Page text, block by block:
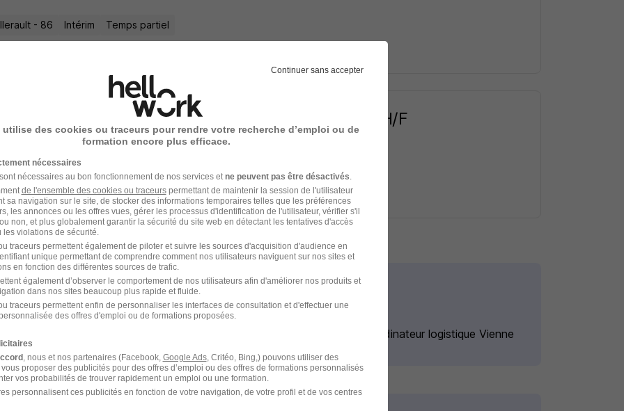
- 86 Intérim Temps partiel
- Coordinateur Logistique - Supply-Chain H/F
professional
- 86 Intérim
n’est plus disponible depuis le 08/07/26
Emploi Coordinateur logistique Vienne
Continuer sans accepter
utilise des cookies ou traceurs pour rendre votre recherche d’emploi ou de
formation encore plus efficace.
nécessaires
nécessaires au bon fonctionnement de nos services etne peuvent pas être désactivés.
de l'ensemble des cookies ou traceurspermettant de maintenir la session de l'utilisateur
sa navigation sur le site, de stocker des informations temporaires telles que les préférences
les annonces ou les offres vues, gérer les processus d'identification de l'utilisateur, vérifier s'il
non, et plus globalement garantir la sécurité du site web en détectant les tentatives d'accès
les violations de sécurité.
traceurs permettent également de piloter et suivre les sources d'acquisition d'audience en
unique permettant de comprendre comment nos utilisateurs naviguent sur nos sites et
en fonction des différentes sources de trafic.
également d’observer le comportement de nos utilisateurs afin d'améliorer nos produits et
dans nos sites beaucoup plus rapide et fluide.
traceurs permettent enfin de personnaliser les interfaces de consultation et d'effectuer une
des offres d'emploi ou de formations proposées.
, nous et nos partenaires (Facebook, Google Ads, Critéo, Bing,) pouvons utiliser des
proposer des publicités pour des offres d’emploi ou des offres de formations personnalisés
vos probabilités de trouver rapidement un emploi ou une formation.
personnalisent ces publicités en fonction de votre navigation, de votre profil et de vos centres